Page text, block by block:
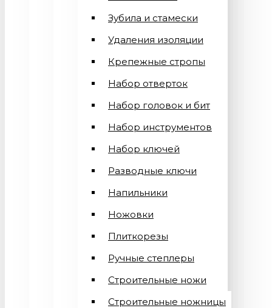
Зубила и стамески
Удаления изоляции
Крепежные стропы
Набор отверток
Набор головок и бит
Набор инструментов
Набор ключей
Разводные ключи
Напильники
Ножовки
Плиткорезы
Ручные степлеры
Строительные ножи
Строительные ножницы